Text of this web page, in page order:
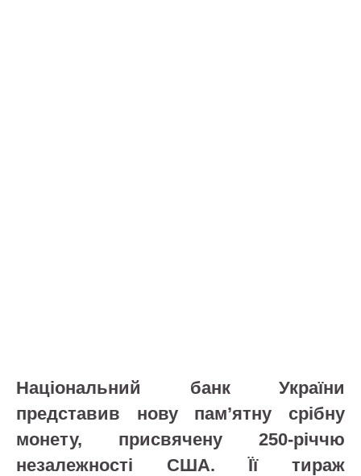
Національний банк України
представив нову пам’ятну срібну
монету, присвячену 250-річчю
незалежності США. Її тираж